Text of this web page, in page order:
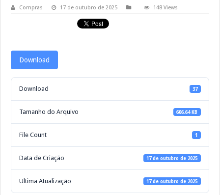
Compras 17 de outubro de 2025 148 Views
Download
Download 37
Tamanho do Arquivo 606.64 KB
File Count 1
Data de Criação 17 de outubro de 2025
Ultima Atualização 17 de outubro de 2025